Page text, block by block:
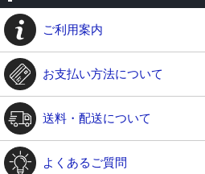
ご利用案内
お支払い方法について
送料・配送について
よくあるご質問